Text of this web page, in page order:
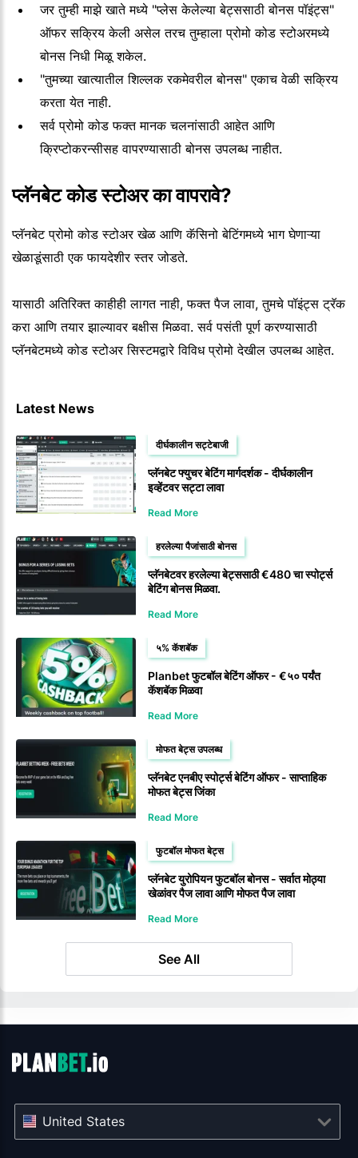
जर तुम्ही माझे खाते मध्ये "प्लेस केलेल्या बेट्ससाठी बोनस पॉइंट्स"
ऑफर सक्रिय केली असेल तरच तुम्हाला प्रोमो कोड स्टोअरमध्ये
बोनस निधी मिळू शकेल.
"तुमच्या खात्यातील शिल्लक रकमेवरील बोनस" एकाच वेळी सक्रिय
करता येत नाही.
सर्व प्रोमो कोड फक्त मानक चलनांसाठी आहेत आणि
क्रिप्टोकरन्सीसह वापरण्यासाठी बोनस उपलब्ध नाहीत.
प्लॅनबेट कोड स्टोअर का वापरावे?
प्लॅनबेट प्रोमो कोड स्टोअर खेळ आणि कॅसिनो बेटिंगमध्ये भाग घेणाऱ्या
खेळाडूंसाठी एक फायदेशीर स्तर जोडते.
यासाठी अतिरिक्त काहीही लागत नाही, फक्त पैज लावा, तुमचे पॉइंट्स ट्रॅक
करा आणि तयार झाल्यावर बक्षीस मिळवा. सर्व पसंती पूर्ण करण्यासाठी
प्लॅनबेटमध्ये कोड स्टोअर सिस्टमद्वारे विविध प्रोमो देखील उपलब्ध आहेत.
Latest News
दीर्घकालीन सट्टेबाजी
प्लॅनबेट फ्युचर बेटिंग मार्गदर्शक - दीर्घकालीन
इव्हेंटवर सट्टा लावा
Read More
हरलेल्या पैजांसाठी बोनस
प्लॅनबेटवर हरलेल्या बेट्ससाठी €480 चा स्पोर्ट्स
बेटिंग बोनस मिळवा.
Read More
५% कॅशबॅक
Planbet फुटबॉल बेटिंग ऑफर - €५० पर्यंत
कॅशबॅक मिळवा
Read More
मोफत बेट्स उपलब्ध
प्लॅनबेट एनबीए स्पोर्ट्स बेटिंग ऑफर - साप्ताहिक
मोफत बेट्स जिंका
Read More
फुटबॉल मोफत बेट्स
प्लॅनबेट युरोपियन फुटबॉल बोनस - सर्वात मोठ्या
खेळांवर पैज लावा आणि मोफत पैज लावा
Read More
See All
United States